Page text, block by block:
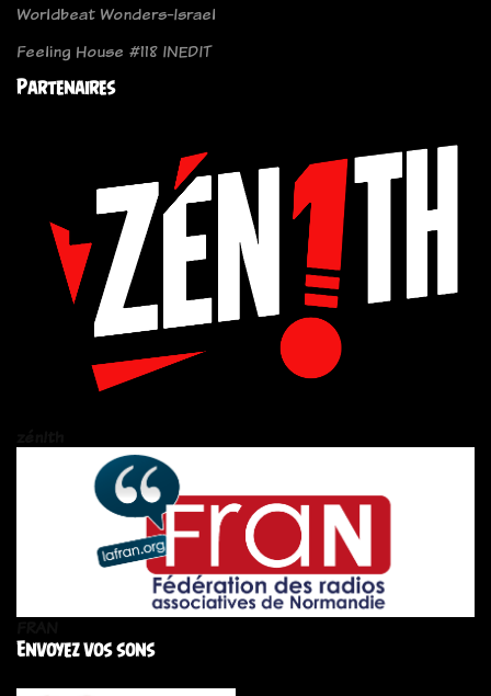
Worldbeat Wonders-Israel
Feeling House #118 INEDIT
Partenaires
Envoyez vos sons